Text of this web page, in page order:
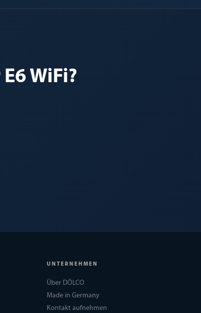
WiFi?
UNTERNEHMEN
Über DÖLCO
Made in Germany
Kontakt aufnehmen